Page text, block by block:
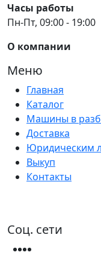
Часы работы
Пн-Пт, 09:00 - 19:00
О компании
Меню
Главная
Каталог
Машины в
Доставка
Юридическим
Выкуп
Контакты
Соц. сети